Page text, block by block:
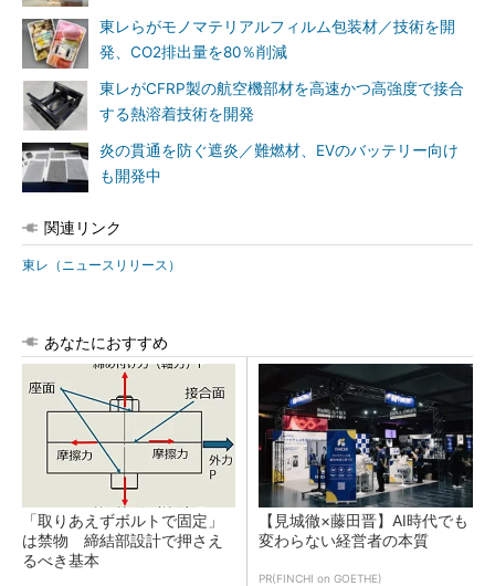
東レらがモノマテリアルフィルム包装材／技術を開
発、CO2排出量を80％削減
東レがCFRP製の航空機部材を高速かつ高強度で接合
する熱溶着技術を開発
炎の貫通を防ぐ遮炎／難燃材、EVのバッテリー向け
も開発中
関連リンク
東レ（ニュースリリース）
あなたにおすすめ
「取りあえずボルトで固定」
は禁物 締結部設計で押さえ
るべき基本
【見城徹×藤田晋】AI時代でも
変わらない経営者の本質
PR(FINCHI on GOETHE)